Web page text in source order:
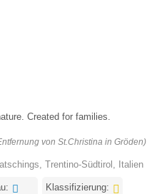
Created for families.
von St.Christina in Gröden)
Trentino-Südtirol, Italien
Klassifizierung: